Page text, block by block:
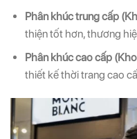
Phân khúc trung cấp
thiện tốt hơn, thương
Phân khúc cao cấp
thiết kế thời trang cao